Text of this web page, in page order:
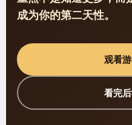
成为你的第二天性。
观看
看完